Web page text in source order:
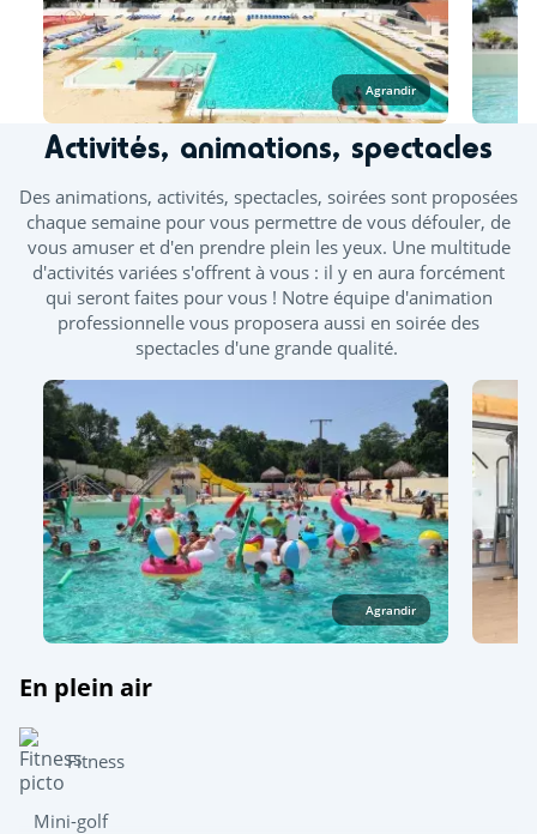
les ponts de mai et juin.
À l’espace aquatique, seuls les vêtements de bain en lycra
sont autorisés, tels que les maillots (une ou deux pièces),
boxers, bikinis ou burkinis. Les shorts de bain homme type
plage ne sont pas acceptés.
Pataugeoire extérieure
Toboggan
Splashzone - Jeux enfants
Bains bouillonnants - Banquettes balnéo
Agrandir
Activités, animations, spectacles
Des animations, activités, spectacles, soirées sont proposées
chaque semaine pour vous permettre de vous défouler, de
vous amuser et d'en prendre plein les yeux. Une multitude
d'activités variées s'offrent à vous : il y en aura forcément
qui seront faites pour vous ! Notre équipe d'animation
professionnelle vous proposera aussi en soirée des
spectacles d'une grande qualité.
Agrandir
En plein air
Fitness
Mini-golf